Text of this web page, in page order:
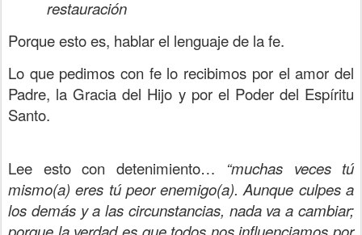
restauración
Porque esto es, hablar el lenguaje de la fe.
Lo que pedimos con fe lo recibimos por el amor del
Padre, la Gracia del Hijo y por el Poder del Espíritu
Santo.
Lee esto con detenimiento… “muchas veces tú
mismo(a) eres tú peor enemigo(a). Aunque culpes a
los demás y a las circunstancias, nada va a cambiar;